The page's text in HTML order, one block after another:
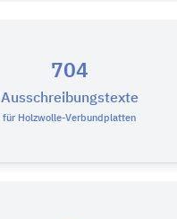
704
Ausschreibungstexte
für Holzwolle-Verbundplatten